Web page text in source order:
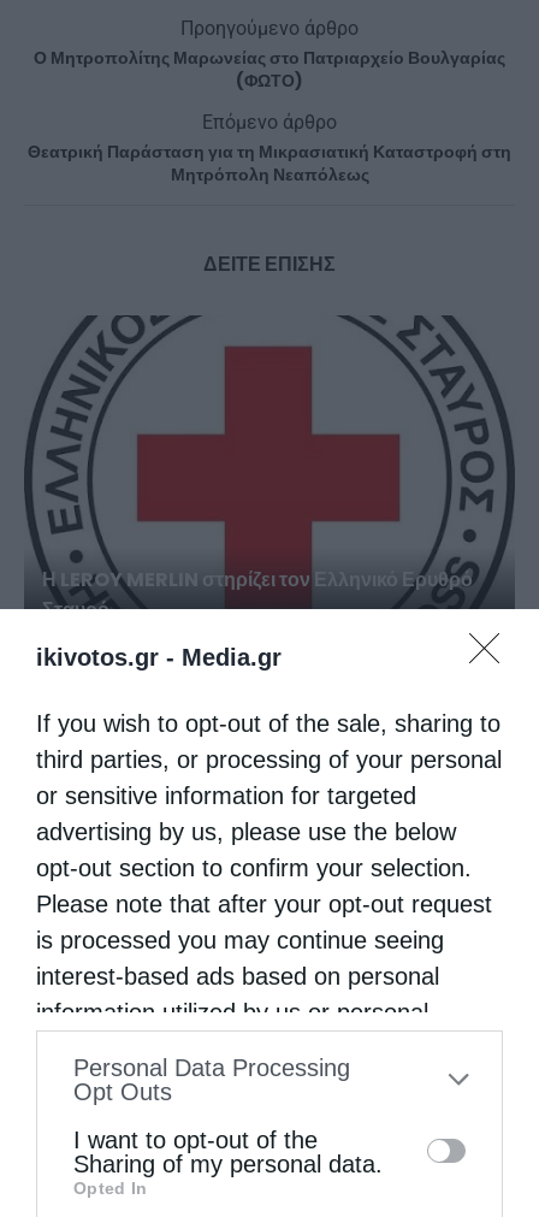
ikivotos.gr - Media.gr
If you wish to opt-out of the sale, sharing to
third parties, or processing of your personal
or sensitive information for targeted
advertising by us, please use the below
opt-out section to confirm your selection.
Please note that after your opt-out request
is processed you may continue seeing
interest-based ads based on personal
information utilized by us or personal
to your opt-out. You may separately opt-out
information by third parties on the IAB’s list
of downstream participants. This
Personal Data Processing
Opt Outs
I want to opt-out of the
Sharing of my personal data.
Opted In
Προηγούμενο άρθρο
Ο Μητροπολίτης Μαρωνείας στο Πατριαρχείο Βουλγαρίας
(ΦΩΤΟ)
Επόμενο άρθρο
Θεατρική Παράσταση για τη Μικρασιατική Καταστροφή στη
Μητρόπολη Νεαπόλεως
ΔΕΙΤΕ ΕΠΙΣΗΣ
Η LEROY MERLIN στηρίζει τον Ελληνικό Ερυθρό
Σταυρό...
Η “Κιβωτός της Ορθοδοξίας” σε όλα τα περίπτερα